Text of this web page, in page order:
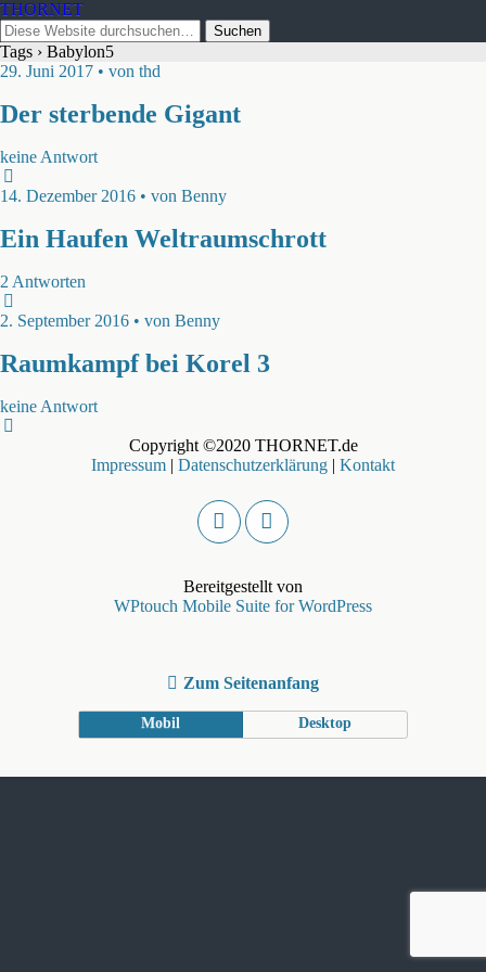
THORNET
Tags › Babylon5
29. Juni 2017 • von thd
Der sterbende Gigant
keine Antwort
14. Dezember 2016 • von Benny
Ein Haufen Weltraumschrott
2 Antworten
2. September 2016 • von Benny
Raumkampf bei Korel 3
keine Antwort
Copyright ©2020 THORNET.de
Impressum | Datenschutzerklärung | Kontakt
Bereitgestellt von
WPtouch Mobile Suite for WordPress
Zum Seitenanfang
Mobil Desktop